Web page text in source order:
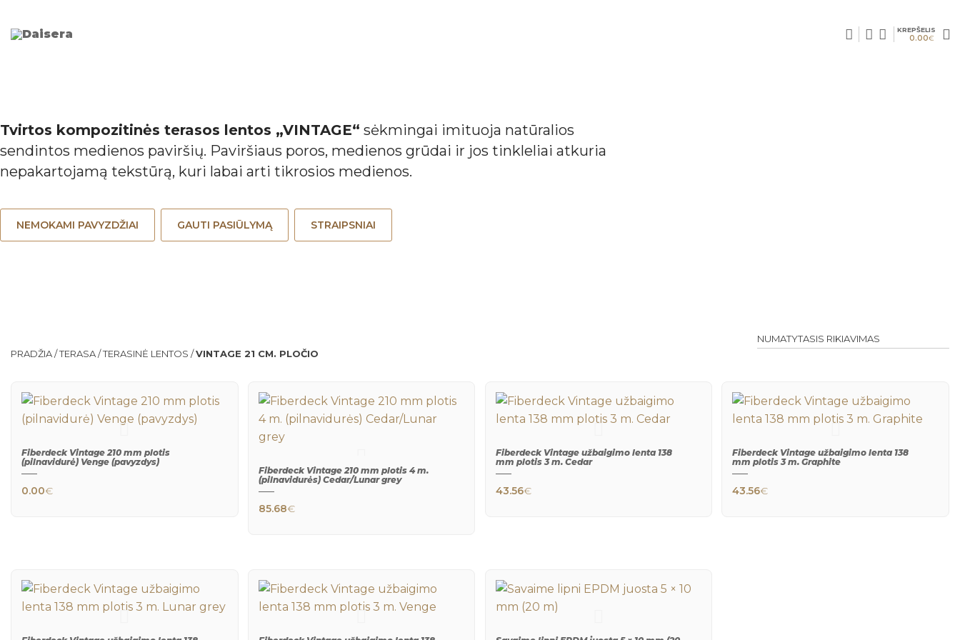
KREPŠELIS
0.00€
Tvirtos kompozitinės terasos lentos „VINTAGE“ sėkmingai imituoja natūralios
sendintos medienos paviršių. Paviršiaus poros, medienos grūdai ir jos tinkleliai atkuria
nepakartojamą tekstūrą, kuri labai arti tikrosios medienos.
NEMOKAMI PAVYZDŽIAI GAUTI PASIŪLYMĄ STRAIPSNIAI
PRADŽIA/TERASA/TERASINĖ LENTOS /VINTAGE 21 CM. PLOČIO
Fiberdeck Vintage 210 mm plotis
(pilnavidurė) Venge (pavyzdys)
0.00€
Fiberdeck Vintage 210 mm plotis 4 m.
(pilnavidurės) Cedar/Lunar grey
85.68€
Fiberdeck Vintage užbaigimo lenta 138
mm plotis 3 m. Cedar
43.56€
Fiberdeck Vintage užbaigimo lenta 138
mm plotis 3 m. Graphite
43.56€